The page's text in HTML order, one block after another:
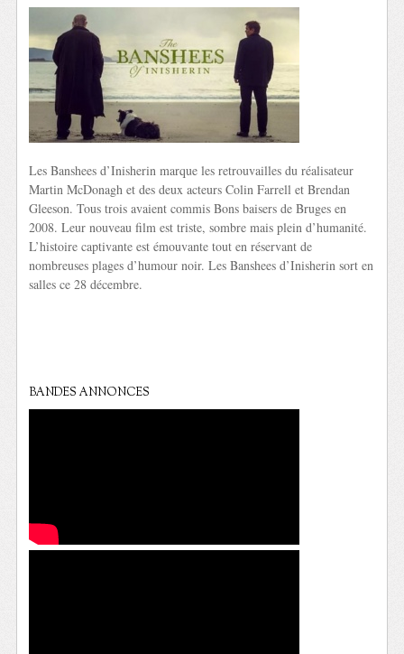
Les Banshees d’Inisherin marque les retrouvailles du réalisateur
Martin McDonagh et des deux acteurs Colin Farrell et Brendan
Gleeson. Tous trois avaient commis Bons baisers de Bruges en
2008. Leur nouveau film est triste, sombre mais plein d’humanité.
L’histoire captivante est émouvante tout en réservant de
nombreuses plages d’humour noir. Les Banshees d’Inisherin sort en
salles ce 28 décembre.
BANDES ANNONCES